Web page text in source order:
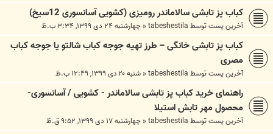
کباب پز تابشی سالاماندر رومیزی (کشویی آسانسوری 12سیخ)
آخرین پست توسطtabeshestila
« چهارشنبه ۲۴ دی ۱۳۹۹, ۳:۳۴ ب.ظ
کباب پز تابشی خانگی – طرز تهیه جوجه کباب شالتو یا جوجه کباب
مصری
آخرین پست توسطtabeshestila
« شنبه ۲۰ دی ۱۳۹۹, ۱۲:۴۹ ب.ظ
راهنمای خرید کباب پز تابشی سالاماندر - کشویی / آسانسوری-
محصول مهر تابش استیلا
آخرین پست توسطtabeshestila
« چهارشنبه ۱۷ دی ۱۳۹۹, ۹:۵۲ ق.ظ